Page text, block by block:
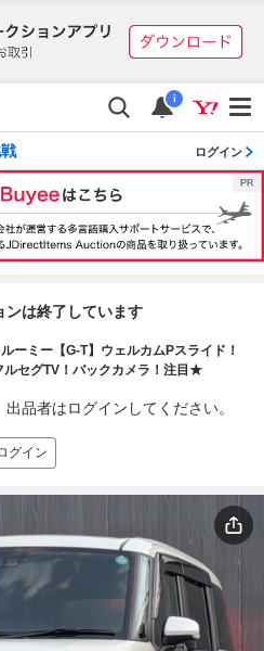
i
ログイン
ンは終了しています
ーミー【G-T】ウェルカムPスライド！
ルセグTV！バックカメラ！注目★
品者はログインしてください。
グイン